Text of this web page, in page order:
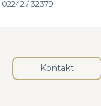
02242 / 32379
Kontakt